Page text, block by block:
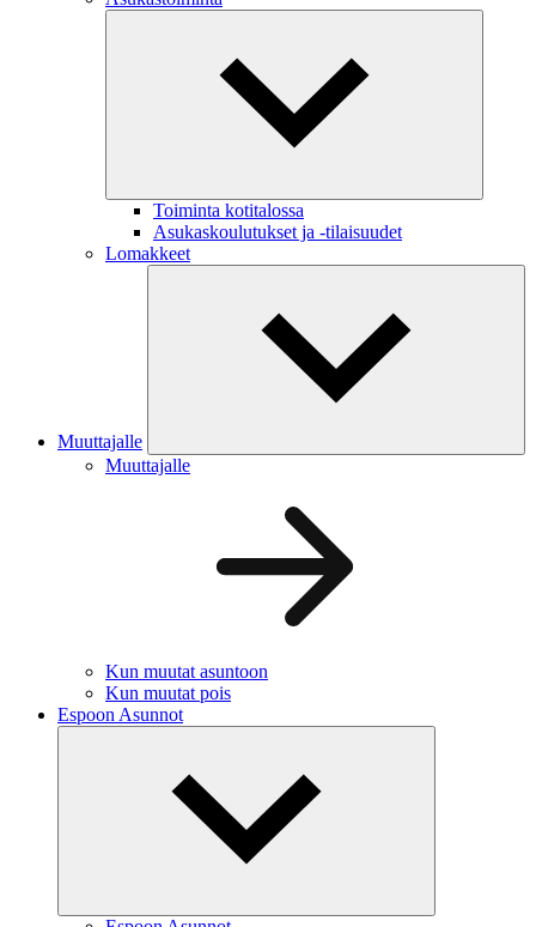
Toiminta kotitalossa
Asukaskoulutukset ja -tilaisuudet
Lomakkeet
Muuttajalle
Muuttajalle
Kun muutat asuntoon
Kun muutat pois
Espoon Asunnot